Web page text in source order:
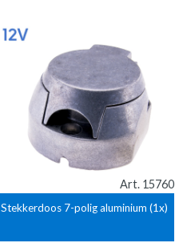
Art. 15760
Stekkerdoos 7-polig aluminium (1x)